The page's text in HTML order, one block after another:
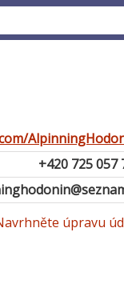
+420 725 057
úpravu